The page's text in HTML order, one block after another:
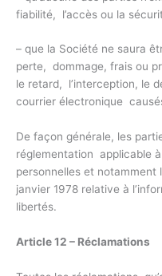
fiabilité, l’accès ou la
– que la Société ne saura
perte, dommage, frais ou
le retard, l’interception, le
courrier électronique
De façon générale, les
réglementation applicable
personnelles et notamment
janvier 1978 relative à
libertés.
Article 12 – Réclamations